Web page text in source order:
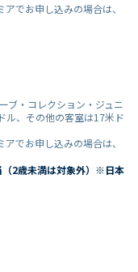
でお申し込みの場合は、
ブ・コレクション・ジュニ
ル、その他の客室は17米ド
でお申し込みの場合は、
2歳未満は対象外）※日本